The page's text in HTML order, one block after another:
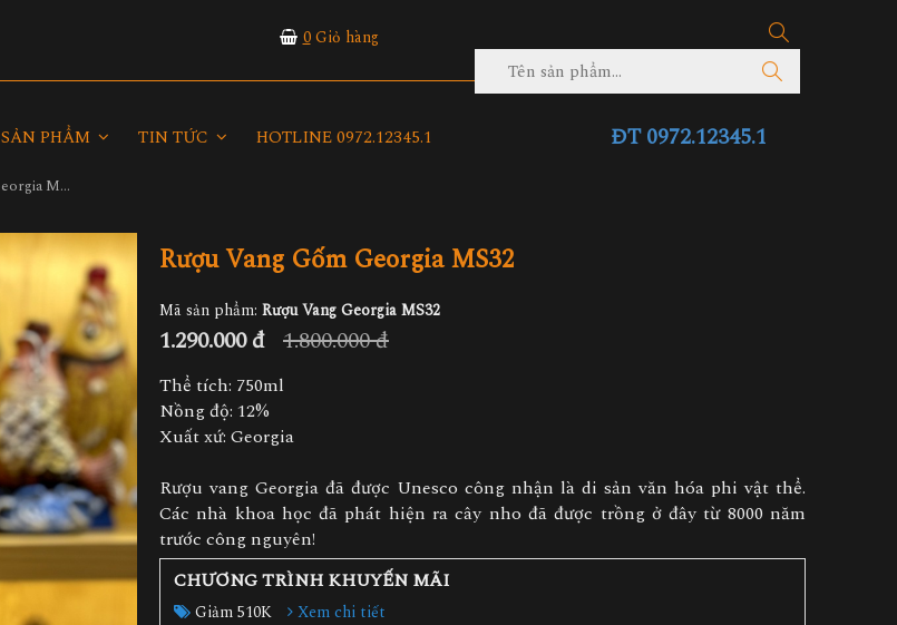
0 Giỏ hàng
SẢN PHẨM TIN TỨC HOTLINE 0972.12345.1 ĐT 0972.12345.1
Rượu Vang Gốm Georgia MS32
Rượu Vang Gốm Georgia MS32
Mã sản phẩm: Rượu Vang Georgia MS32
1.290.000 đ 1.800.000 đ
Thể tích: 750ml
Nồng độ: 12%
Xuất xứ: Georgia
Rượu vang Georgia đã được Unesco công nhận là di sản văn hóa phi vật thể.
Các nhà khoa học đã phát hiện ra cây nho đã được trồng ở đây từ 8000 năm
trước công nguyên!
CHƯƠNG TRÌNH KHUYẾN MÃI
Giảm 510K Xem chi tiết